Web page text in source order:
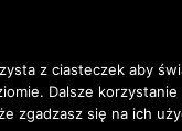
z ciasteczek aby
Dalsze
że zgadzasz się na ich